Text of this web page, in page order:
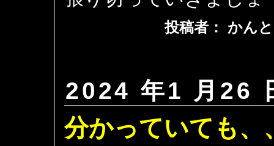
投稿者： かん
2024 年1 月26
分かっていても、